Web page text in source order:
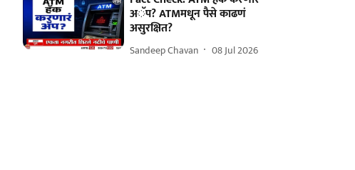
अॅप? ATMमधून पैसे काढणं
असुरक्षित?
Sandeep Chavan 08 Jul 2026